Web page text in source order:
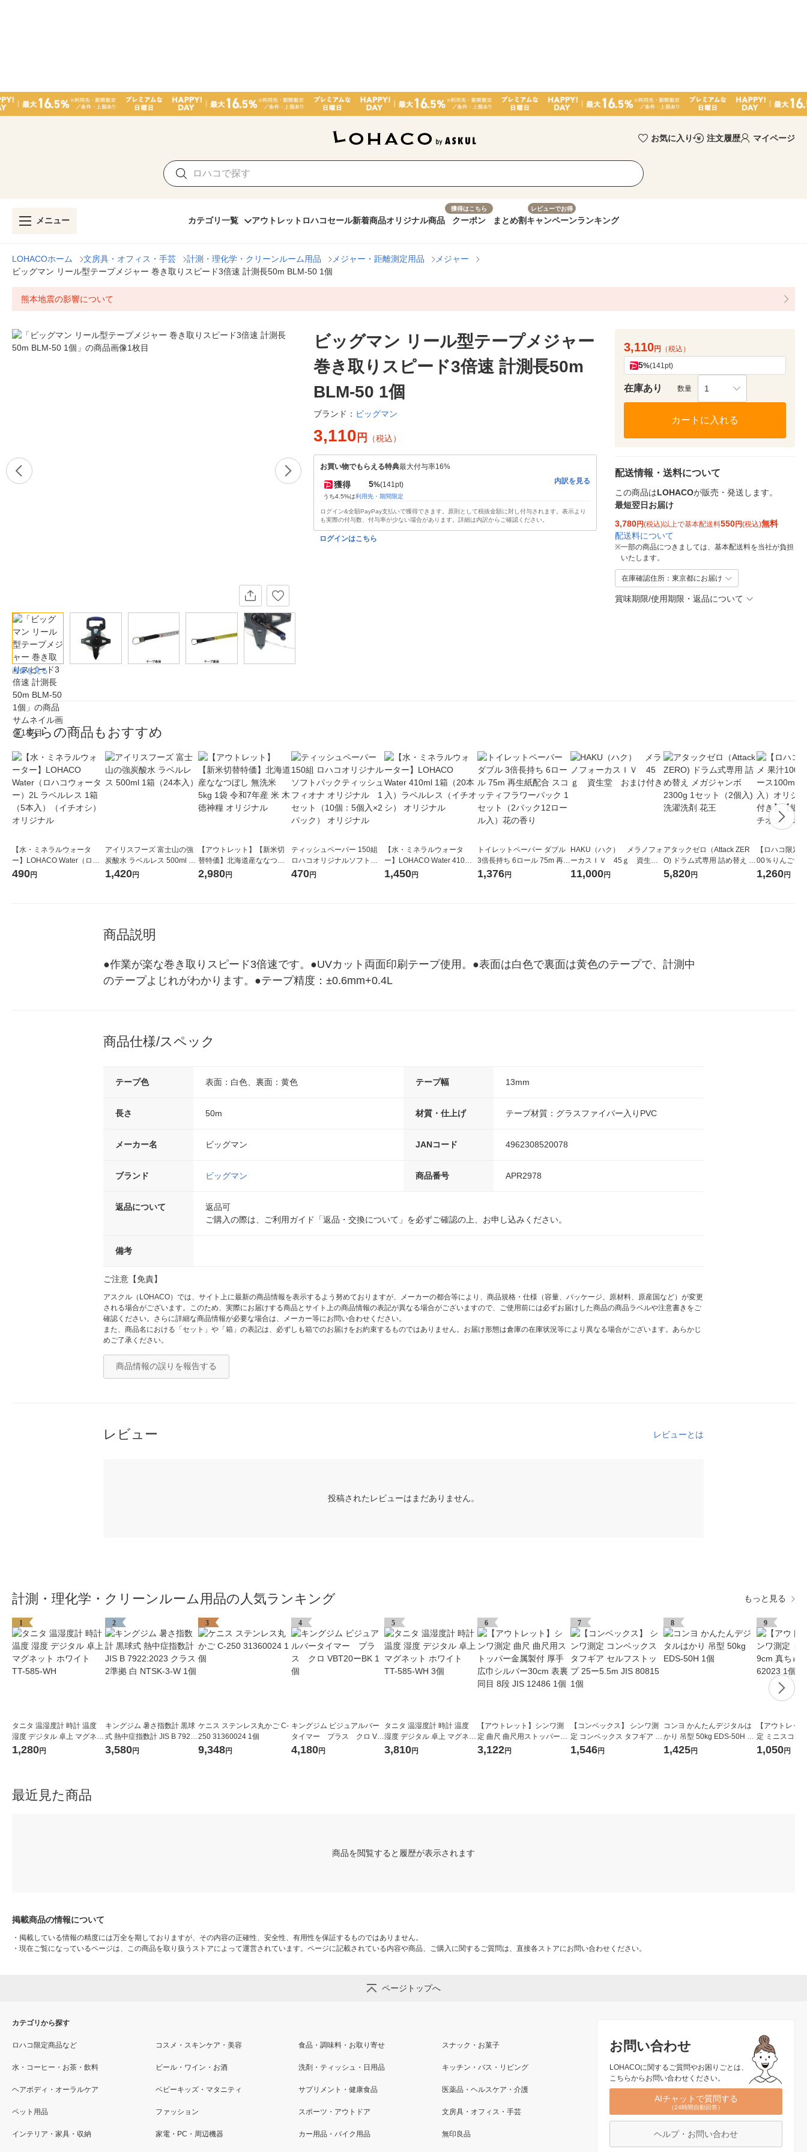
お気に入り 注文履歴 マイページ
メニュー カテゴリ一覧 アウトレット ロハコセール新着商品オリジナル商品
獲得はこちら
クーポン まとめ割
レビューでお得
キャンペーンランキング
LOHACOホーム 文房具・オフィス・手芸 計測・理化学・クリーンルーム用品 メジャー・距離測定用品
メジャー
ビッグマン リール型テープメジャー 巻き取りスピード3倍速 計測長50m BLM-50 1個
熊本地震の影響について
画像を見る
ビッグマン リール型テープメジャー
巻き取りスピード3倍速 計測長50m
BLM-50 1個
ブランド： ビッグマン
3,110 円 （税込）
お買い物でもらえる特典最大付与率16%
獲得 5%(141pt)
うち4.5%は利用先・期間限定
内訳を見る
ログイン&全額PayPay支払いで獲得できます。原則として税抜金額に対し付与されます。表示より
も実際の付与数、付与率が少ない場合があります。詳細は内訳からご確認ください。
ログインはこちら
3,110円 （税込）
5%(141pt)
在庫あり 数量 1
カートに入れる
配送情報・送料について
この商品はLOHACOが販売・発送します。
最短翌日お届け
3,780円(税込)以上で基本配送料550円(税込)無料
配送料について
※一部の商品につきましては、基本配送料を当社が負担
いたします。
在庫確認住所：東京都にお届け
賞味期限/使用期限・返品について
こちらの商品もおすすめ
【水・ミネラルウォータ
ー】LOHACO Water（ロハ
コウォーター）2L ラベルレ
490円
アイリスフーズ 富士山の強
炭酸水 ラベルレス 500ml 1
箱（24本入）
1,420円
【アウトレット】【新米切
替特価】北海道産ななつぼ
し 無洗米 5kg 1袋 令和7年産
2,980円
ティッシュペーパー 150組
ロハコオリジナルソフトパ
ックティッシュ フィオナ オ
470円
【水・ミネラルウォータ
ー】LOHACO Water 410ml
1箱（20本入）ラベルレス
1,450円
トイレットペーパー ダブル
3倍長持ち 6ロール 75m 再生
紙配合 スコッティフラワー
1,376円
HAKU（ハク） メラノフォ
ーカスＩＶ 45ｇ 資生
堂 おまけ付き
11,000円
アタックゼロ（Attack ZER
O) ドラム式専用 詰め替え メ
ガジャンボ 2300g 1セット
5,820円
【ロハコ限定
00％りんごジ
箱（18本入）
1,260円
商品説明
●作業が楽な巻き取りスピード3倍速です。●UVカット両面印刷テープ使用。●表面は白色で裏面は黄色のテープで、計測中
のテープよじれがわかります。●テープ精度：±0.6mm+0.4L
商品仕様/スペック
テープ色 表面：白色、裏面：黄色 テープ幅 13mm
長さ 50m 材質・仕上げ テープ材質：グラスファイバー入りPVC
メーカー名 ビッグマン JANコード 4962308520078
ブランド ビッグマン 商品番号 APR2978
返品について
返品可
ご購入の際は、ご利用ガイド「返品・交換について」を必ずご確認の上、お申し込みください。
備考
ご注意【免責】
アスクル（LOHACO）では、サイト上に最新の商品情報を表示するよう努めておりますが、メーカーの都合等により、商品規格・仕様（容量、パッケージ、原材料、原産国など）が変更
される場合がございます。このため、実際にお届けする商品とサイト上の商品情報の表記が異なる場合がございますので、ご使用前には必ずお届けした商品の商品ラベルや注意書きをご
確認ください。さらに詳細な商品情報が必要な場合は、メーカー等にお問い合わせください。
また、商品名における「セット」や「箱」の表記は、必ずしも箱でのお届けをお約束するものではありません。お届け形態は倉庫の在庫状況等により異なる場合がございます。あらかじ
めご了承ください。
商品情報の誤りを報告する
レビュー レビューとは
投稿されたレビューはまだありません。
計測・理化学・クリーンルーム用品の人気ランキング もっと見る
1
タニタ 温湿度計 時計 温度
湿度 デジタル 卓上 マグネッ
ト ホワイト TT-585-WH
1,280円
2
キングジム 暑さ指数計 黒球
式 熱中症指数計 JIS B 7922:
2023 クラス2準拠 白 NTSK-
3,580円
3
ケニス ステンレス丸かご C-
250 31360024 1個
9,348円
4
キングジム ビジュアルバー
タイマー プラス クロ VB
T20ーBK 1個
4,180円
5
タニタ 温湿度計 時計 温度
湿度 デジタル 卓上 マグネッ
ト ホワイト TT-585-WH 3個
3,810円
6
【アウトレット】シンワ測
定 曲尺 曲尺用ストッパー金
属製付 厚手広巾シルバー30c
3,122円
7
【コンベックス】 シンワ測
定 コンベックス タフギア セ
ルフストップ 25ー5.5m JIS
1,546円
8
コンヨ かんたんデジタルは
かり 吊型 50kg EDS-50H 1
個
1,425円
9
【アウトレッ
定 ミニスコヤ
台付 62023 1個
1,050円
最近見た商品
商品を閲覧すると履歴が表示されます
掲載商品の情報について
・ 掲載している情報の精度には万全を期しておりますが、その内容の正確性、安全性、有用性を保証するものではありません。
・ 現在ご覧になっているページは、この商品を取り扱うストアによって運営されています。ページに記載されている内容や商品、ご購入に関するご質問は、直接各ストアにお問い合わせください。
ページトップへ
お問い合わせ
LOHACOに関するご質問やお困りごとは、
こちらからお問い合わせください。
AIチャットで質問する
（24時間自動回答）
ヘルプ・お問い合わせ
カテゴリから探す
ロハコ限定商品など コスメ・スキンケア・美容 食品・調味料・お取り寄せ スナック・お菓子
水・コーヒー・お茶・飲料 ビール・ワイン・お酒 洗剤・ティッシュ・日用品 キッチン・バス・リビング
ヘアボディ・オーラルケア ベビーキッズ・マタニティ サプリメント・健康食品 医薬品・ヘルスケア・介護
ペット用品 ファッション スポーツ・アウトドア 文房具・オフィス・手芸
インテリア・家具・収納 家電・PC・周辺機器 カー用品・バイク用品 無印良品